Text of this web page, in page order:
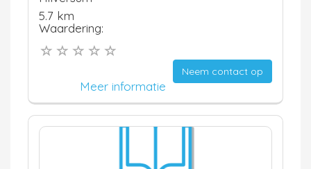
5.7 km
Waardering:
Neem contact op
Meer informatie